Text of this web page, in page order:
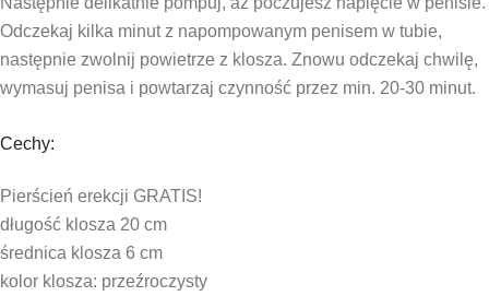
Odczekaj kilka minut z napompowanym penisem w tubie,
następnie zwolnij powietrze z klosza. Znowu odczekaj chwilę,
wymasuj penisa i powtarzaj czynność przez min. 20-30 minut.
Cechy:
Pierścień erekcji GRATIS!
długość klosza 20 cm
średnica klosza 6 cm
kolor klosza: przeźroczysty